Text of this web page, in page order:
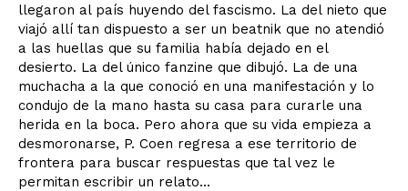
llegaron al país huyendo del fascismo. La del nieto que
viajó allí tan dispuesto a ser un beatnik que no atendió
a las huellas que su familia había dejado en el
desierto. La del único fanzine que dibujó. La de una
muchacha a la que conoció en una manifestación y lo
condujo de la mano hasta su casa para curarle una
herida en la boca. Pero ahora que su vida empieza a
desmoronarse, P. Coen regresa a ese territorio de
frontera para buscar respuestas que tal vez le
permitan escribir un relato...